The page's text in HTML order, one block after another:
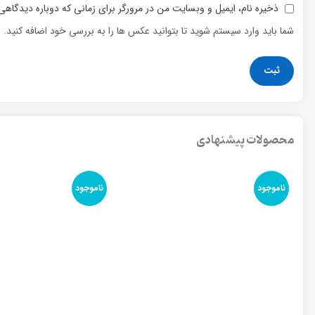
ذخیره نام، ایمیل و وبسایت من در مرورگر برای زمانی که دوباره
شما باید وارد سیستم شوید تا بتوانید عکس ها را به بررسی خود اضافه کنید.
محصولات پیشنهادی
ناموجود ناموجود